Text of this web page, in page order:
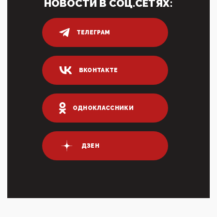
05:52, 10 Апреля 2026
80% сирийцев в ФРГ должны вернуться на родину.
Он это ...
04:47, 10 Апреля 2026
ИНН для переводов по СБП это первый шаг из
логических двухЗаполнение ИНН при любых
переводах по ...
03:35, 10 Апреля 2026
Суммарное вознаграждение менеджменту в 15
крупных банках по итогам 2025 года превысило 63
млрд руб. ...
Террорист и убийца Буданов вальяжно сообщил,
что союзники просили Киев не наносить удары по
энергети...
НОВОСТИ В СОЦ.СЕТЯХ:
ТЕЛЕГРАМ
ВКОНТАКТЕ
ОДНОКЛАССНИКИ
ДЗЕН